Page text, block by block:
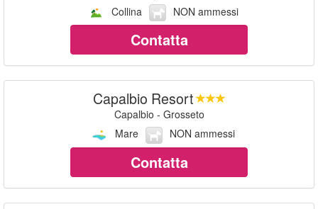
Collina
NON ammessi
Contatta
Capalbio Resort
Capalbio - Grosseto
Mare
NON ammessi
Contatta